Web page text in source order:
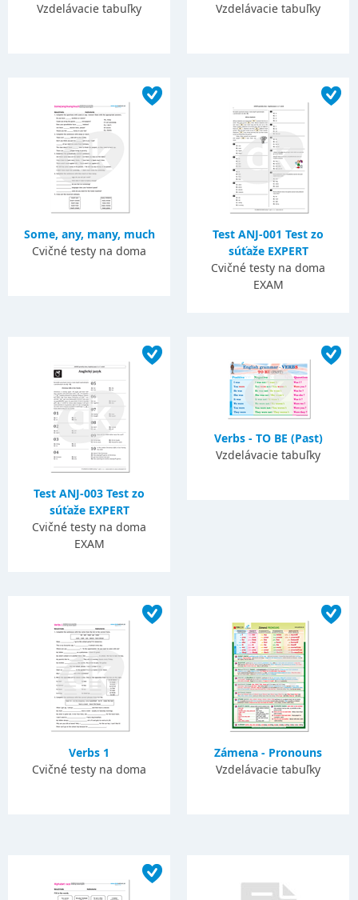
Vzdelávacie tabuľky
Vzdelávacie tabuľky
Some, any, many, much
Cvičné testy na doma
Test ANJ-001 Test zo
súťaže EXPERT
Cvičné testy na doma
EXAM
Test ANJ-003 Test zo
súťaže EXPERT
Cvičné testy na doma
EXAM
Verbs - TO BE (Past)
Vzdelávacie tabuľky
Verbs 1
Cvičné testy na doma
Zámena - Pronouns
Vzdelávacie tabuľky